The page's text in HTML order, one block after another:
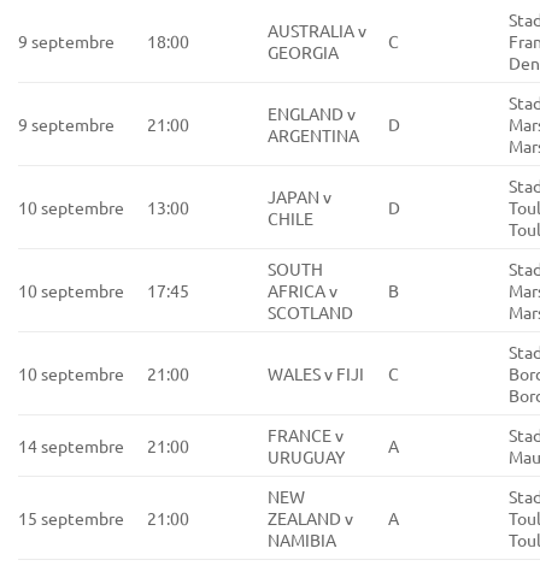
9 septembre 18:00
AUSTRALIA v
GEORGIA
C
9 septembre 21:00
ENGLAND v
ARGENTINA
D
10 septembre 13:00
JAPAN v
CHILE
D
10 septembre 17:45
SOUTH
AFRICA v
SCOTLAND
B
10 septembre 21:00 WALES v FIJI C
14 septembre 21:00
FRANCE v
URUGUAY
A
15 septembre 21:00
NEW
ZEALAND v
NAMIBIA
A